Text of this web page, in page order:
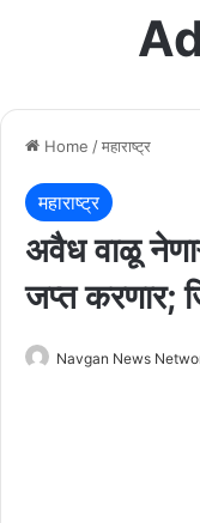
Home /महाराष्ट्र
महाराष्ट्र
अवैध वाळू
जप्त करणार;
Navgan News